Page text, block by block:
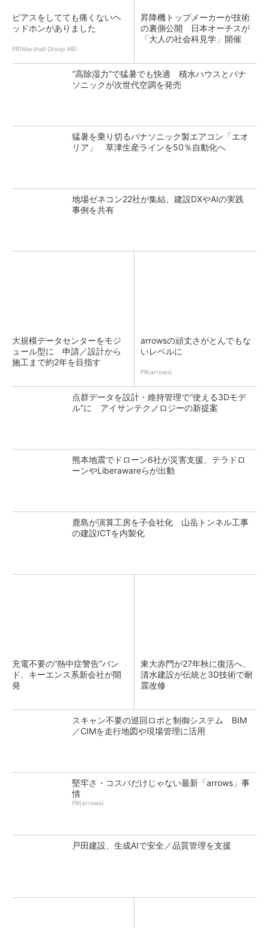
ピアスをしてても痛くないヘ
ッドホンがありました
PR(Marshall Group AB)
昇降機トップメーカーが技術
の裏側公開 日本オーチスが
「大人の社会科見学」開催
“高除湿力”で猛暑でも快適 積水ハウスとパナ
ソニックが次世代空調を発売
猛暑を乗り切るパナソニック製エアコン「エオ
リア」 草津生産ラインを50％自動化へ
地場ゼネコン22社が集結、建設DXやAIの実践
事例を共有
大規模データセンターをモジ
ュール型に 申請／設計から
施工まで約2年を目指す
arrowsの頑丈さがとんでもな
いレベルに
PR(arrows)
点群データを設計・維持管理で“使える3Dモデ
ル”に アイサンテクノロジーの新提案
熊本地震でドローン6社が災害支援、テラドロ
ーンやLiberawareらが出動
鹿島が演算工房を子会社化 山岳トンネル工事
の建設ICTを内製化
充電不要の“熱中症警告”バン
ド、キーエンス系新会社が開
発
東大赤門が27年秋に復活へ、
清水建設が伝統と3D技術で耐
震改修
スキャン不要の巡回ロボと制御システム BIM
／CIMを走行地図や現場管理に活用
堅牢さ・コスパだけじゃない最新「arrows」事
情
PR(arrows)
戸田建設、生成AIで安全／品質管理を支援